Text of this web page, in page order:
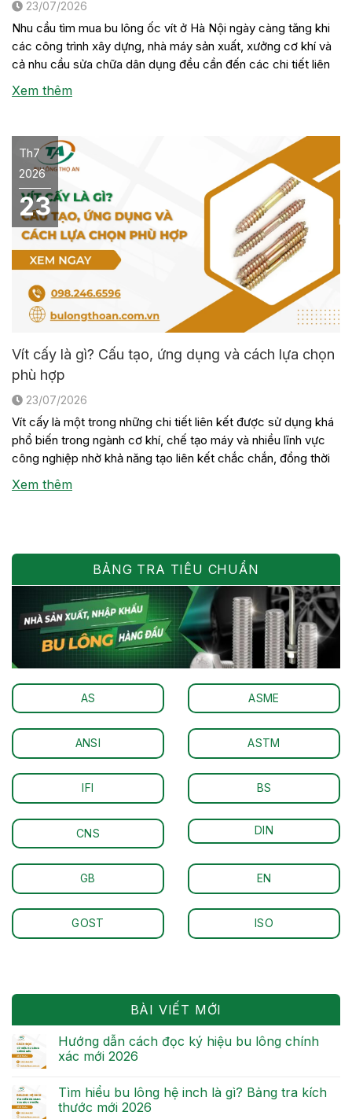
23/07/2026
Nhu cầu tìm mua bu lông ốc vít ở Hà Nội ngày càng tăng khi
các công trình xây dựng, nhà máy sản xuất, xưởng cơ khí và
cả nhu cầu sửa chữa dân dụng đều cần đến các chi tiết liên
kết này. Tuy nhiên, không phải đơn vị nào cũng có sẵn đầy
[…]
Xem thêm
Th7
2026
23
Vít cấy là gì? Cấu tạo, ứng dụng và cách lựa chọn
phù hợp
23/07/2026
Vít cấy là một trong những chi tiết liên kết được sử dụng khá
phổ biến trong ngành cơ khí, chế tạo máy và nhiều lĩnh vực
công nghiệp nhờ khả năng tạo liên kết chắc chắn, đồng thời
thuận tiện cho việc tháo lắp khi cần bảo trì hoặc thay thế thiết
bị. Mặc […]
Xem thêm
BẢNG TRA TIÊU CHUẨN
AS ASME
ANSI ASTM
IFI BS
CNS DIN
GB EN
GOST ISO
BÀI VIẾT MỚI
Hướng dẫn cách đọc ký hiệu bu lông chính
xác mới 2026
Tìm hiểu bu lông hệ inch là gì? Bảng tra kích
thước mới 2026